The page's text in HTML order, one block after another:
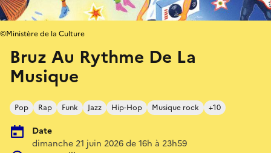
Bruz Au Rythme De La
Musique
Pop Rap Funk Jazz Hip-Hop Musique rock +10
Date
dimanche 21 juin 2026 de 16h à 23h59
©Ministère de la Culture